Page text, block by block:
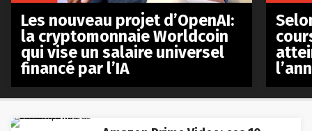
Les nouveau projet d’OpenAI:
la cryptomonnaie Worldcoin
qui vise un salaire universel
financé par l’IA